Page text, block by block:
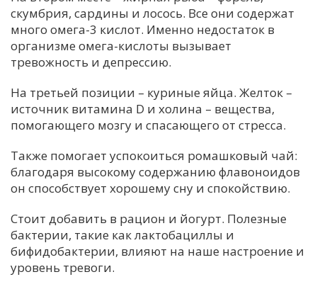
Е
К
М
Н
С
Т
У
Ч
скумбрия, сардины и лосось. Все они содержат
много омега-3 кислот. Именно недостаток в
организме омега-кислоты вызывает
тревожность и депрессию.
На третьей позиции – куриные яйца. Желток –
источник витамина D и холина – вещества,
помогающего мозгу и спасающего от стресса.
Также помогает успокоиться ромашковый чай:
благодаря высокому содержанию флавоноидов
он способствует хорошему сну и спокойствию.
Стоит добавить в рацион и йогурт. Полезные
бактерии, такие как лактобациллы и
бифидобактерии, влияют на наше настроение и
уровень тревоги.